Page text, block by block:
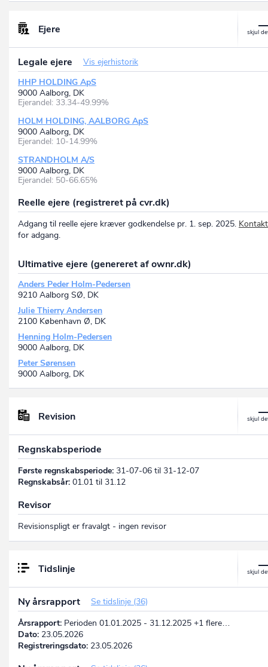
Ejere
Legale ejere
Vis ejerhistorik
HHP HOLDING ApS
9000 Aalborg, DK
Ejerandel: 33.34-49.99%
HOLM HOLDING, AALBORG ApS
9000 Aalborg, DK
Ejerandel: 10-14.99%
STRANDHOLM A/S
9000 Aalborg, DK
Ejerandel: 50-66.65%
Reelle ejere (registreret på cvr.dk)
Adgang til reelle ejere kræver godkendelse pr. 1. sep. 2025.
for adgang.
Ultimative ejere (genereret af ownr.dk)
Anders Peder Holm-Pedersen
9210 Aalborg SØ, DK
Julie Thierry Andersen
2100 København Ø, DK
Henning Holm-Pedersen
9000 Aalborg, DK
Peter Sørensen
9000 Aalborg, DK
Revision
Regnskabsperiode
Første regnskabsperiode: 31-07-06 til 31-12-07
Regnskabsår: 01.01 til 31.12
Revisor
Revisionspligt er fravalgt - ingen revisor
Tidslinje
Ny årsrapport
Se tidslinje (36)
Årsrapport: Perioden 01.01.2025 - 31.12.2025 +1 flere…
Dato: 23.05.2026
Registreringsdato: 23.05.2026